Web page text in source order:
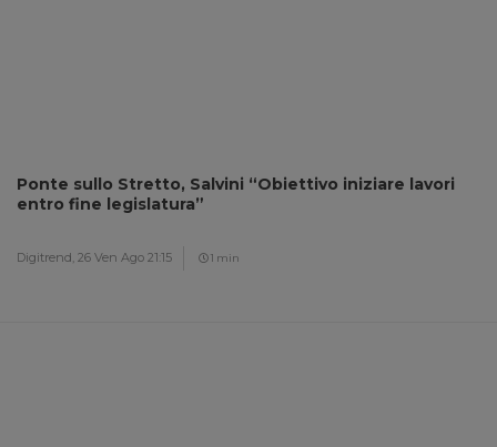
Ponte sullo Stretto, Salvini “Obiettivo iniziare lavori
entro fine legislatura”
Digitrend, 26 Ven Ago 21:15 1 min